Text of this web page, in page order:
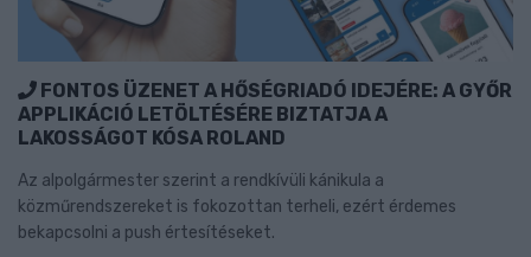
FONTOS ÜZENET A HŐSÉGRIADÓ IDEJÉRE: A GYŐR
APPLIKÁCIÓ LETÖLTÉSÉRE BIZTATJA A
LAKOSSÁGOT KÓSA ROLAND
Az alpolgármester szerint a rendkívüli kánikula a
közműrendszereket is fokozottan terheli, ezért érdemes
bekapcsolni a push értesítéseket.